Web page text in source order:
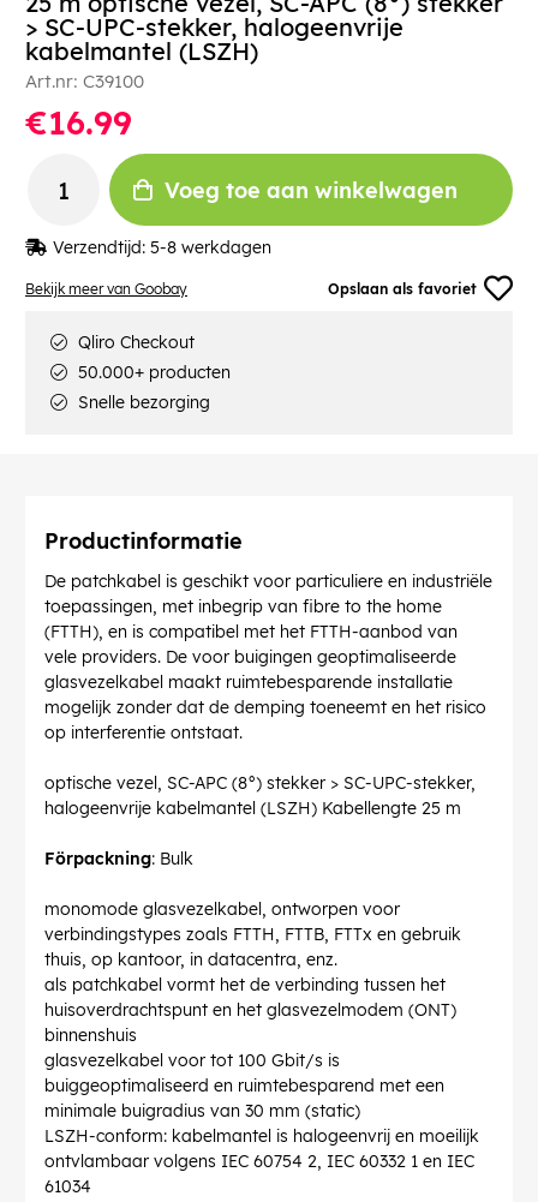
Bekijk meer van Goobay Opslaan als favoriet
> SC-UPC-stekker, halogeenvrije
kabelmantel (LSZH)
Art.nr: C39100
€16.99
Voeg toe aan winkelwagen
Verzendtijd: 5-8 werkdagen
Qliro Checkout
50.000+ producten
Snelle bezorging
Productinformatie
De patchkabel is geschikt voor particuliere en industriële
toepassingen, met inbegrip van fibre to the home
(FTTH), en is compatibel met het FTTH-aanbod van
vele providers. De voor buigingen geoptimaliseerde
glasvezelkabel maakt ruimtebesparende installatie
mogelijk zonder dat de demping toeneemt en het risico
op interferentie ontstaat.
optische vezel, SC-APC (8°) stekker > SC-UPC-stekker,
halogeenvrije kabelmantel (LSZH) Kabellengte 25 m
Förpackning: Bulk
monomode glasvezelkabel, ontworpen voor
verbindingstypes zoals FTTH, FTTB, FTTx en gebruik
thuis, op kantoor, in datacentra, enz.
als patchkabel vormt het de verbinding tussen het
huisoverdrachtspunt en het glasvezelmodem (ONT)
binnenshuis
glasvezelkabel voor tot 100 Gbit/s is
buiggeoptimaliseerd en ruimtebesparend met een
minimale buigradius van 30 mm (static)
LSZH-conform: kabelmantel is halogeenvrij en moeilijk
ontvlambaar volgens IEC 60754 2, IEC 60332 1 en IEC
61034